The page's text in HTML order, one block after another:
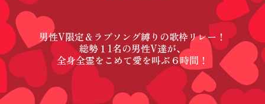
男性V限定＆ラブソング縛りの歌枠リレー！
総勢１1名の男性V達が、
全身全霊をこめて愛を叫ぶ６時間！